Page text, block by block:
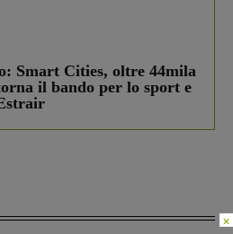
Smart Cities, oltre 44mila
il bando per lo sport e
×